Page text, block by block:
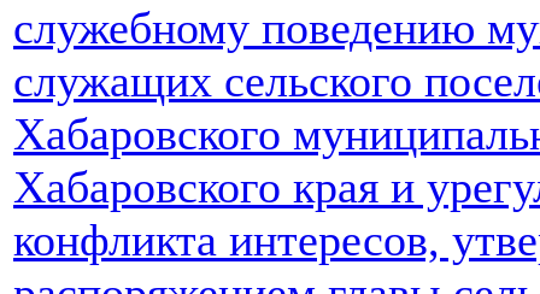
служебному поведению
служащих сельского
Хабаровского
Хабаровского края и
конфликта интересов,